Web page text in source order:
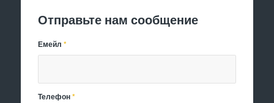
Отправьте нам сообщение
Емейл*
Телефон*